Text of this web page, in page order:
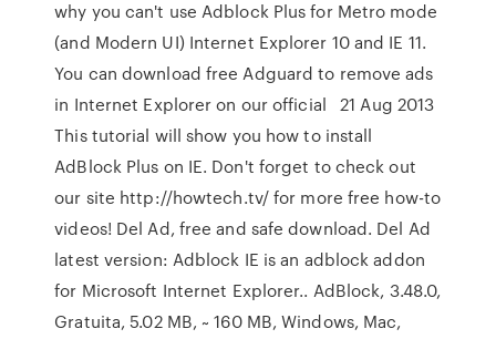
why you can't use Adblock Plus for Metro mode
(and Modern UI) Internet Explorer 10 and IE 11.
You can download free Adguard to remove ads
in Internet Explorer on our official 21 Aug 2013
This tutorial will show you how to install
AdBlock Plus on IE. Don't forget to check out
our site http://howtech.tv/ for more free how-to
videos! Del Ad, free and safe download. Del Ad
latest version: Adblock IE is an adblock addon
for Microsoft Internet Explorer.. AdBlock, 3.48.0,
Gratuita, 5.02 MB, ~ 160 MB, Windows, Mac,